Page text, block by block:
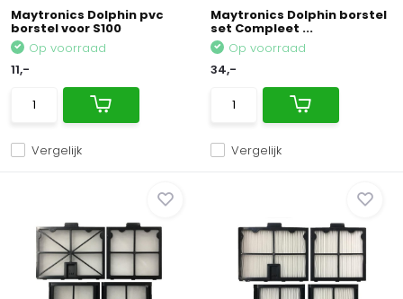
Maytronics Dolphin pvc
borstel voor S100
Vergelijk
Op voorraad
11,-
Maytronics Dolphin borstel
set Compleet ...
Vergelijk
Op voorraad
34,-